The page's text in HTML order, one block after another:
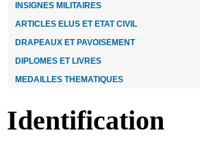
INSIGNES MILITAIRES
ARTICLES ELUS ET ETAT CIVIL
DRAPEAUX ET PAVOISEMENT
DIPLOMES ET LIVRES
MEDAILLES THEMATIQUES
Identification
INSIGNE PINS MERITE AGRICOLE